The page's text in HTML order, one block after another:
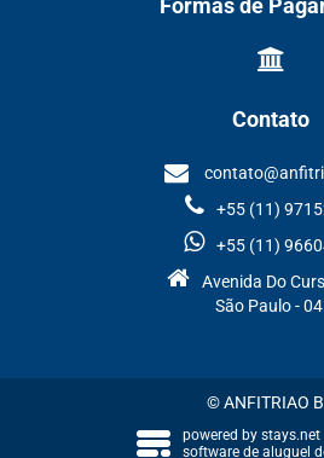
Contato
+55 (11)
+55 (11)
Avenida Do
São Paulo -
© ANFITRIAO
powered by stays.net
software de aluguel